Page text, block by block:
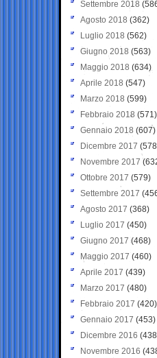
Settembre 2018
Agosto 2018 (362)
Luglio 2018 (562)
Giugno 2018 (563)
Maggio 2018 (634)
Aprile 2018 (547)
Marzo 2018 (599)
Febbraio 2018 (571)
Gennaio 2018 (607)
Dicembre 2017
Novembre 2017
Ottobre 2017 (579)
Settembre 2017
Agosto 2017 (368)
Luglio 2017 (450)
Giugno 2017 (468)
Maggio 2017 (460)
Aprile 2017 (439)
Marzo 2017 (480)
Febbraio 2017 (420)
Gennaio 2017 (453)
Dicembre 2016
Novembre 2016